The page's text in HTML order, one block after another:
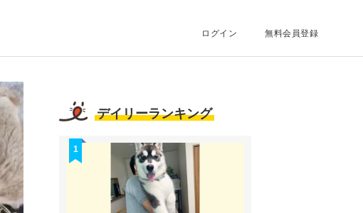
ログイン 無料会員登録
デイリーランキング
1